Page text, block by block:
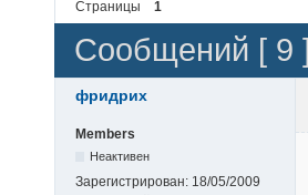
Страницы 1
Сообщений [ 9 ]
фридрих
Members
Неактивен
Зарегистрирован: 18/05/2009